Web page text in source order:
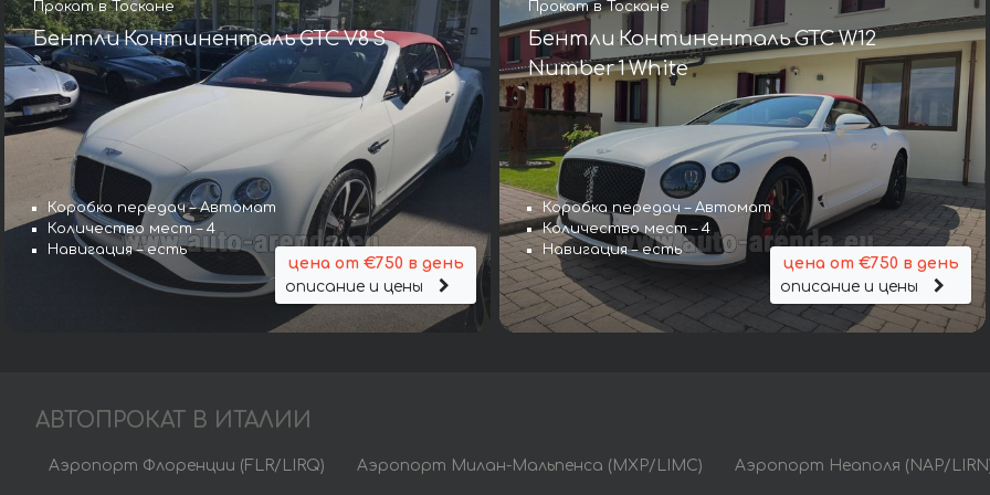
Прокат в Тоскане
Бентли Континенталь GTC V8 S
Коробка передач – Автомат
Количество мест – 4
Навигация – есть
цена от €750 в день
описание и цены
Прокат в Тоскане
Бентли Континенталь GTC W12
Number 1 White
Коробка передач – Автомат
Количество мест – 4
Навигация – есть
цена от €750 в день
описание и цены
АВТОПРОКАТ В ИТАЛИИ
Аэропорт Флоренции (FLR/LIRQ) Аэропорт Милан-Мальпенса (MXP/LIMC) Аэропорт Неаполя (NAP/